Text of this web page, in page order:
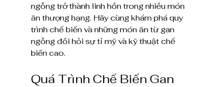
ngỗng trở thành linh hồn trong nhiều món
ăn thượng hạng. Hãy cùng khám phá quy
trình chế biến và những món ăn từ gan
ngỗng đồi hỏi sự tỉ mỹ và kỹ thuật chế
biến cao.
Quá Trình Chế Biến Gan